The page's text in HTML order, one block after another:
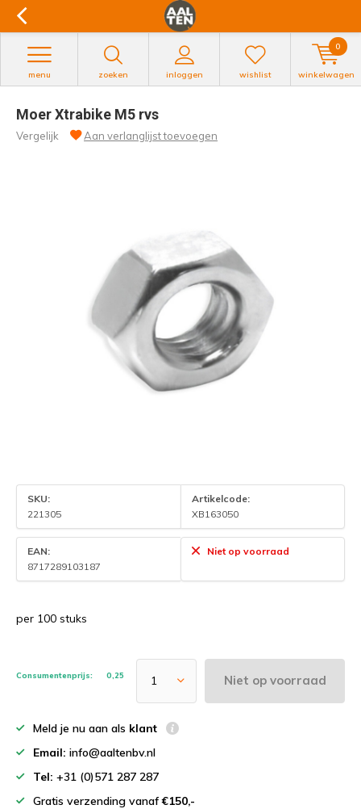
zoeken inloggen
menu wishlist winkelwagen
0
Moer Xtrabike M5 rvs
Vergelijk Aan verlanglijst toevoegen
SKU:
221305
Artikelcode:
XB163050
EAN:
8717289103187
Niet op voorraad
per 100 stuks
Consumentenprijs: 0,25 Niet op voorraad
Meld je nu aan als klant
Email: info@aaltenbv.nl
Tel: +31 (0)571 287 287
Gratis verzending vanaf€150,-